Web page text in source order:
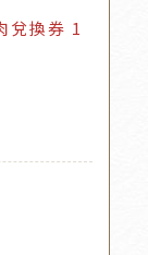
兌換券 1